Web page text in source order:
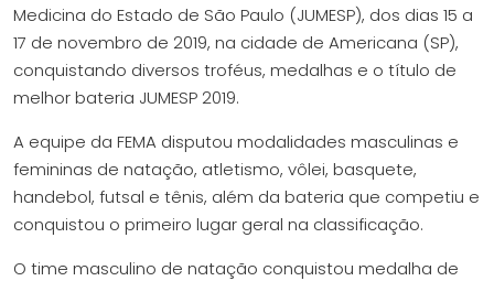
Medicina do Estado de São Paulo (JUMESP), dos dias 15 a
17 de novembro de 2019, na cidade de Americana (SP),
conquistando diversos troféus, medalhas e o título de
melhor bateria JUMESP 2019.
A equipe da FEMA disputou modalidades masculinas e
femininas de natação, atletismo, vôlei, basquete,
handebol, futsal e tênis, além da bateria que competiu e
conquistou o primeiro lugar geral na classificação.
O time masculino de natação conquistou medalha de